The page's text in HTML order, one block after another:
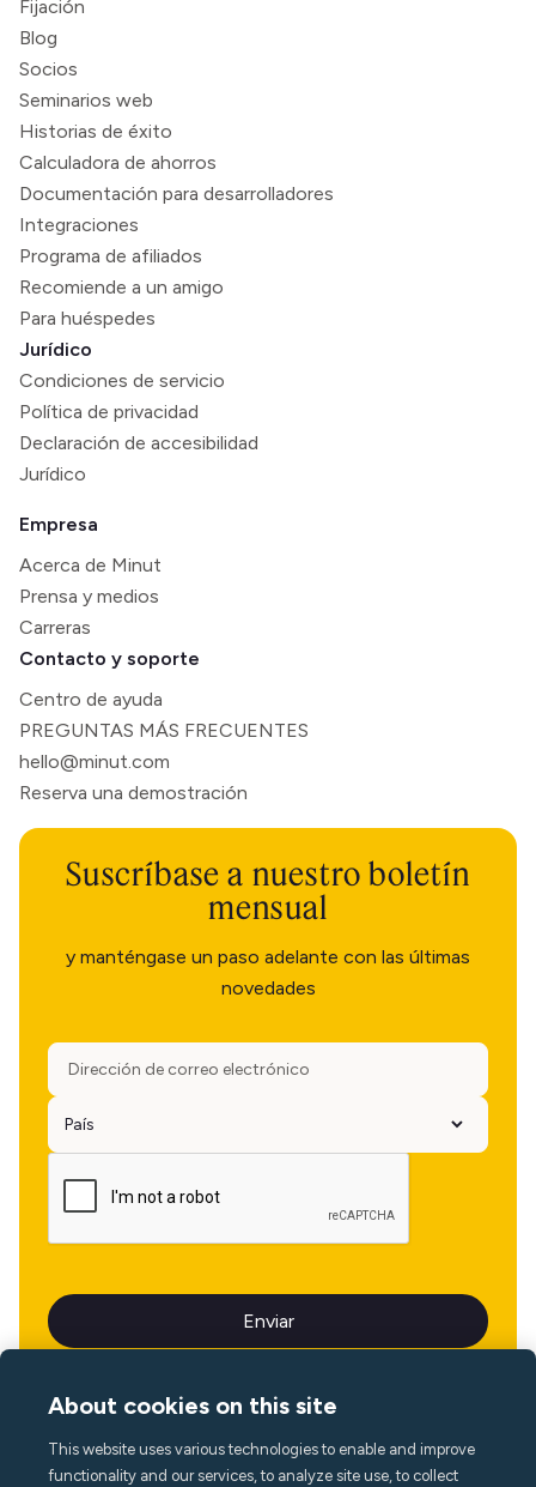
Fijación
Blog
Socios
Seminarios web
Historias de éxito
Calculadora de ahorros
Documentación para desarrolladores
Integraciones
Programa de afiliados
Recomiende a un amigo
Para huéspedes
Jurídico
Condiciones de servicio
Política de privacidad
Declaración de accesibilidad
Jurídico
Empresa
Acerca de Minut
Prensa y medios
Carreras
Contacto y soporte
Centro de ayuda
PREGUNTAS MÁS FRECUENTES
hello@minut.com
Reserva una demostración
Suscríbase a nuestro boletín
mensual
y manténgase un paso adelante con las últimas
novedades
Idioma
About cookies on this site
This website uses various technologies to enable and improve
functionality and our services, to analyze site use, to collect